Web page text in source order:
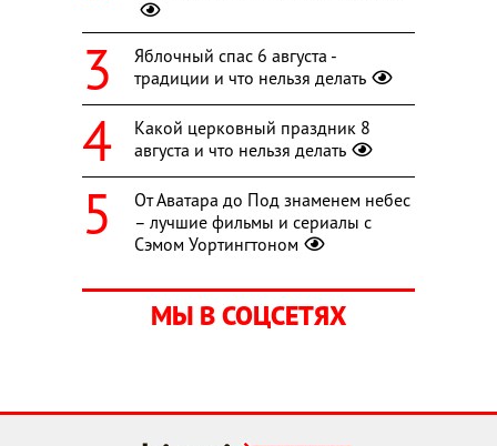
Яблочный спас 6 августа -
традиции и что нельзя делать
Какой церковный праздник 8
августа и что нельзя делать
От Аватара до Под знаменем небес
– лучшие фильмы и сериалы с
Сэмом Уортингтоном
МЫ В СОЦСЕТЯХ